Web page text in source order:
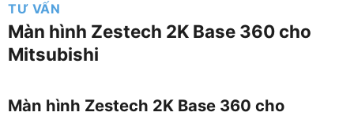
TƯ VẤN
Màn hình Zestech 2K Base 360 cho
Mitsubishi
Màn hình Zestech 2K Base 360 cho